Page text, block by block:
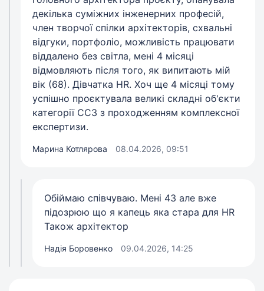
декілька суміжних інженерних професій,
член творчої спілки архітекторів, схвальні
відгуки, портфоліо, можливість працювати
віддалено без світла, мені 4 місяці
відмовляють після того, як випитають мій
вік (68). Дівчатка HR. Хоч ще 4 місяці тому
успішно проєктувала великі складні об'єкти
категорії СС3 з проходженням комплексної
експертизи.
Марина Котлярова 08.04.2026, 09:51
Обіймаю співчуваю. Мені 43 але вже
підозрюю що я капець яка стара для HR
Також архітектор
Надія Боровенко 09.04.2026, 14:25